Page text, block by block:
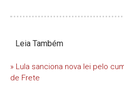
Leia Também
» Lula sanciona nova lei pelo
de Frete